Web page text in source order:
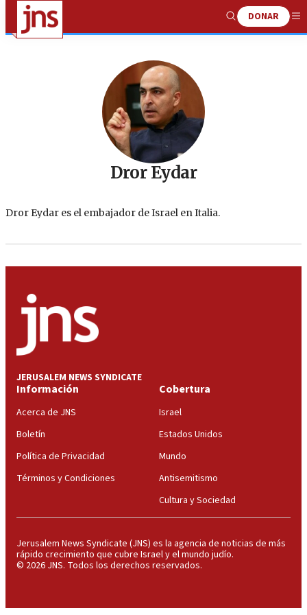
Show
Search
DONAR
Dror Eydar
Dror Eydar es el embajador de Israel en Italia.
JERUSALEM NEWS SYNDICATE
Información
Acerca de JNS
Boletín
Política de Privacidad
Términos y Condiciones
Cobertura
Israel
Estados Unidos
Mundo
Antisemitismo
Cultura y Sociedad
Jerusalem News Syndicate (JNS) es la agencia de noticias de más
rápido crecimiento que cubre Israel y el mundo judío.
© 2026 JNS. Todos los derechos reservados.